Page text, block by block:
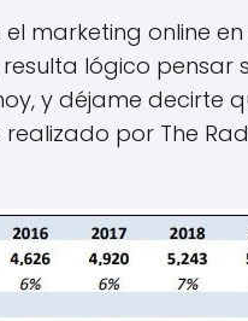
marketing online
lógico pensar
y déjame decirte
por The